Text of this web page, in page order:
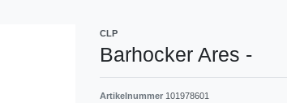
CLP
Barhocker Ares -
Artikelnummer 101978601